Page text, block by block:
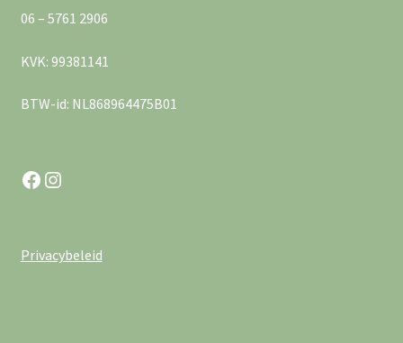
06 – 5761 2906
KVK: 99381141
BTW-id: NL868964475B01
Facebook
Instagram
Privacybeleid